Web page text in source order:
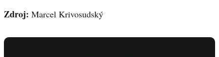
Zdroj: Marcel Krivosudský